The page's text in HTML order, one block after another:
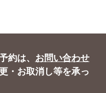
約は、 お問い合わせ
・お取消し等を承っ